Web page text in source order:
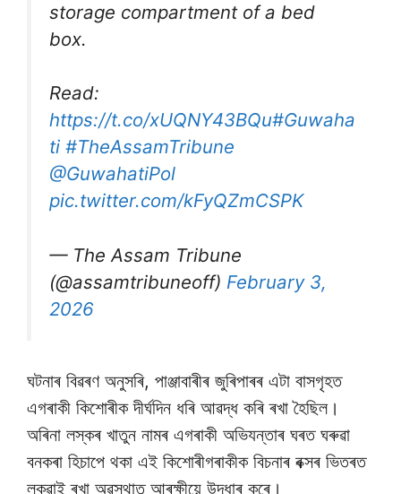
storage compartment of a bed
box.
Read:
https://t.co/xUQNY43BQu#Guwaha
ti #TheAssamTribune
@GuwahatiPol
pic.twitter.com/kFyQZmCSPK
— The Assam Tribune
(@assamtribuneoff) February 3,
2026
ঘটনাৰ বিৱৰণ অনুসৰি, পাঞ্জাবাৰীৰ জুৰিপাৰৰ এটা বাসগৃহত
এগৰাকী কিশোৰীক দীৰ্ঘদিন ধৰি আৱদ্ধ কৰি ৰখা হৈছিল।
অৰিনা লস্কৰ খাতুন নামৰ এগৰাকী অভিযন্তাৰ ঘৰত ঘৰুৱা
বনকৰা হিচাপে থকা এই কিশোৰীগৰাকীক বিচনাৰ বক্সৰ ভিতৰত
লুকুৱাই ৰখা অৱস্থাত আৰক্ষীয়ে উদ্ধাৰ কৰে।